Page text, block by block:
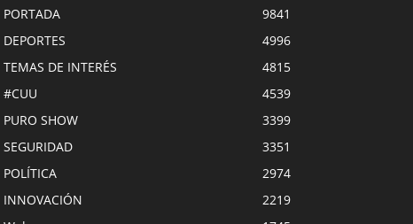
PORTADA
9841
DEPORTES
4996
TEMAS DE INTERÉS
4815
#CUU
4539
PURO SHOW
3399
SEGURIDAD
3351
POLÍTICA
2974
INNOVACIÓN
2219